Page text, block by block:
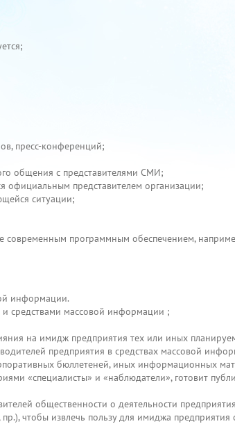
пресс-конференций;
общения с представителями СМИ;
официальным представителем организации;
ситуации;
программным обеспечением,
информации.
и средствами массовой информации ;
на имидж предприятия тех или иных
предприятия в средствах массовой
бюллетеней, иных информационных
«специалисты» и «наблюдатели», готовит
общественности о деятельности
чтобы извлечь пользу для имиджа предприятия